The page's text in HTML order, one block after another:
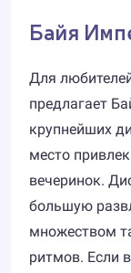
Байя
Для
предлагает
крупнейших
место
вечеринок.
большую
множеством
ритмов. Если